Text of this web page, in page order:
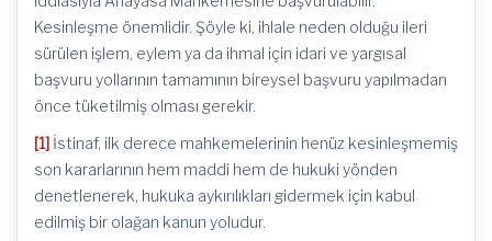
Kesinleşme önemlidir. Şöyle ki, ihlale neden olduğu ileri
sürülen işlem, eylem ya da ihmal için idari ve yargısal
başvuru yollarının tamamının bireysel başvuru yapılmadan
önce tüketilmiş olması gerekir.
[1] İstinaf, ilk derece mahkemelerinin henüz kesinleşmemiş
son kararlarının hem maddi hem de hukuki yönden
denetlenerek, hukuka aykırılıkları gidermek için kabul
edilmiş bir olağan kanun yoludur.